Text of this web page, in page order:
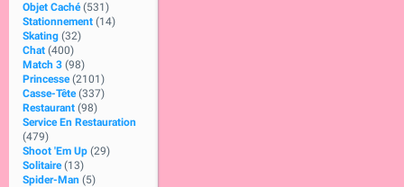
Objet Caché (531)
Stationnement (14)
Skating (32)
Chat (400)
Match 3 (98)
Princesse (2101)
Casse-Tête (337)
Restaurant (98)
Service En Restauration
(479)
Shoot 'Em Up (29)
Solitaire (13)
Spider-Man (5)